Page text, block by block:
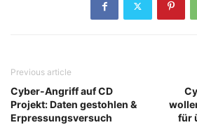
Previous article
Cyber-Angriff auf CD
Projekt: Daten gestohlen &
Erpressungsversuch
für